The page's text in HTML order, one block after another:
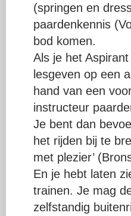
(springen en
paardenkennis
bod komen.
Als je het
lesgeven op een
hand van een
instructeur
Je bent dan
het rijden bij te
met plezier’
En je hebt laten
trainen. Je mag
zelfstandig